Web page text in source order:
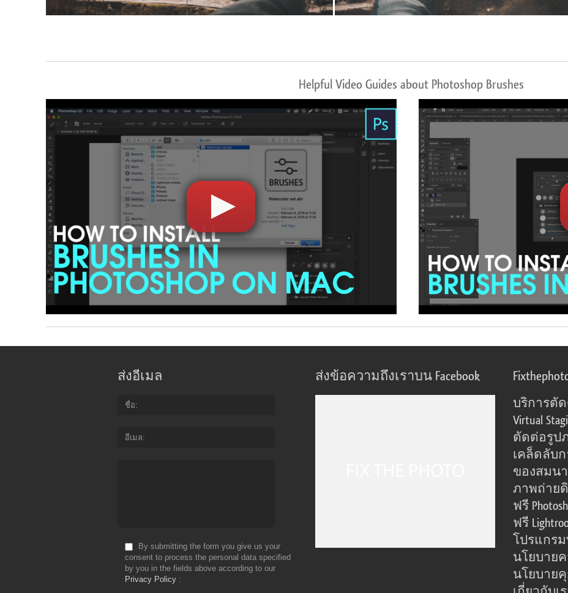
Helpful Video Guides about Photoshop Brushes
ส่งอีเมล
ชื่อ
อีเมล
By submitting the form you give us your
consent to process the personal data specified
by you in the fields above according to our
Privacy Policy
ส่งข้อความถึงเราบน Facebook
บริการตั
Virtual
ตัดต่อรูป
เคล็ดลับ
ของสมน
ภาพถ่าย
ฟรี
ฟรี
โปรแกร
นโยบาย
นโยบาย